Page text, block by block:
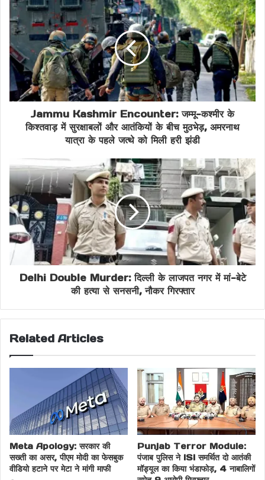
Jammu Kashmir Encounter: जम्मू-कश्मीर के
किश्तवाड़ में सुरक्षाबलों और आतंकियों के बीच मुठभेड़, अमरनाथ
यात्रा के पहले जत्थे को मिली हरी झंडी
Delhi Double Murder: दिल्ली के लाजपत नगर में मां-बेटे
की हत्या से सनसनी, नौकर गिरफ्तार
Related Articles
Meta Apology: सरकार की
सख्ती का असर, पीएम मोदी का फेसबुक
वीडियो हटाने पर मेटा ने मांगी माफी
Punjab Terror Module:
पंजाब पुलिस ने ISI समर्थित दो आतंकी
मॉड्यूल का किया भंडाफोड़, 4 नाबालिगों